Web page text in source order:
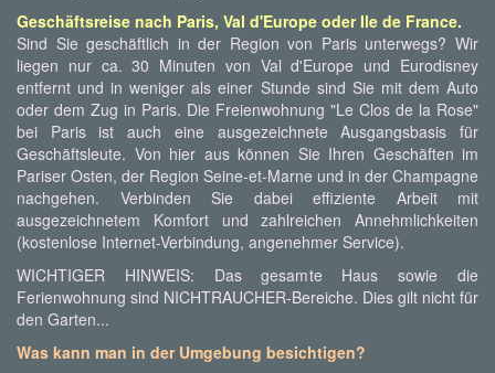
Geschäftsreise nach Paris, Val d'Europe oder Ile de France.
Sind Sie geschäftlich in der Region von Paris unterwegs? Wir
liegen nur ca. 30 Minuten von Val d'Europe und Eurodisney
entfernt und in weniger als einer Stunde sind Sie mit dem Auto
oder dem Zug in Paris. Die Freienwohnung "Le Clos de la Rose"
bei Paris ist auch eine ausgezeichnete Ausgangsbasis für
Geschäftsleute. Von hier aus können Sie Ihren Geschäften im
Pariser Osten, der Region Seine-et-Marne und in der Champagne
nachgehen. Verbinden Sie dabei effiziente Arbeit mit
ausgezeichnetem Komfort und zahlreichen Annehmlichkeiten
(kostenlose Internet-Verbindung, angenehmer Service).
WICHTIGER HINWEIS: Das gesamte Haus sowie die
Ferienwohnung sind NICHTRAUCHER-Bereiche. Dies gilt nicht für
den Garten...
Was kann man in der Umgebung besichtigen?